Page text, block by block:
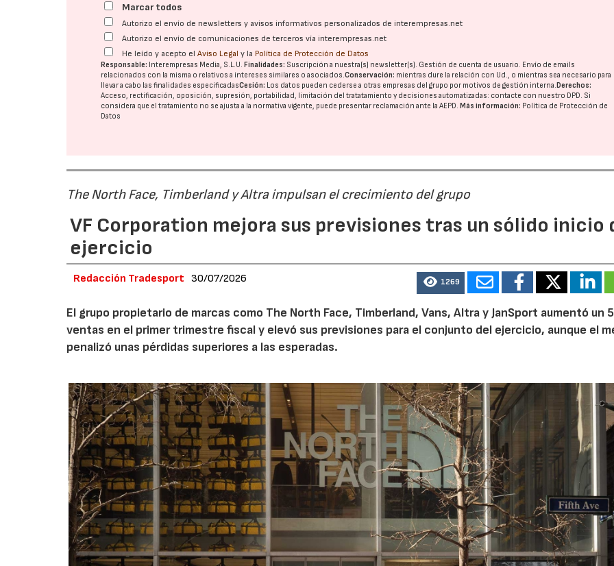
Marcar todos
Autorizo el envío de newsletters y avisos informativos personalizados de interempresas.net
Autorizo el envío de comunicaciones de terceros vía interempresas.net
He leído y acepto elAviso Legal y la Política de Protección de Datos
Responsable: Interempresas Media, S.L.U.Finalidades: Suscripción a nuestra(s) newsletter(s). Gestión de cuenta de usuario. Envío de emails
relacionados con la misma o relativos a intereses similares o asociados.Conservación: mientras dure la relación con Ud., o mientras sea necesario para
llevar a cabo las finalidades especificadasCesión: Los datos pueden cederse a otras empresas del grupo por motivos de gestión interna.Derechos:
Acceso, rectificación, oposición, supresión, portabilidad, limitación del tratatamiento y decisiones automatizadas: contacte con nuestro DPD . Si
considera que el tratamiento no se ajusta a la normativa vigente, puede presentar reclamación ante laAEPD .Más información: Política de Protección de
Datos
The North Face, Timberland y Altra impulsan el crecimiento del grupo
VF Corporation mejora sus previsiones tras un sólido inicio
ejercicio
Redacción Tradesport 30/07/2026 1269
El grupo propietario de marcas como The North Face, Timberland, Vans, Altra y JanSport aumentó un
ventas en el primer trimestre fiscal y elevó sus previsiones para el conjunto del ejercicio, aunque el
penalizó unas pérdidas superiores a las esperadas.